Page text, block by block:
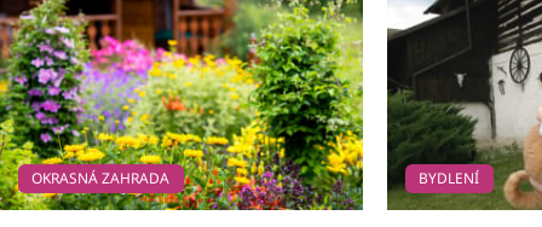
OKRASNÁ ZAHRADA BYDLENÍ